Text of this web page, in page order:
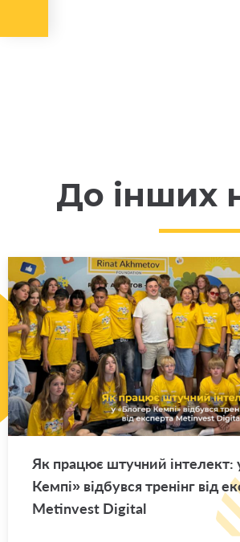
До інших
Як пра­цює шту­чний ін­те­лект:
Кемпі» від­був­ся тре­нінг від
Metinvest Digital